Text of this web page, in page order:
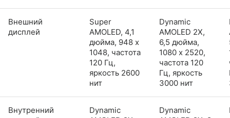
Внешний
дисплей
Super
AMOLED, 4,1
дюйма, 948 x
1048, частота
120 Гц,
яркость 2600
нит
Dynamic
AMOLED 2X,
6,5 дюйма,
1080 x 2520,
частота 120
Гц, яркость
3000 нит
Внутренний
Dynamic
Dynamic